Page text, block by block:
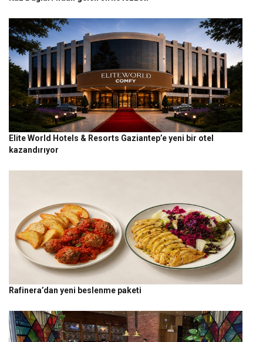
Elite World Hotels & Resorts Gaziantep’e yeni bir otel
kazandırıyor
Rafinera’dan yeni beslenme paketi